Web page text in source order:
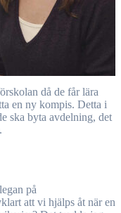
då de får lära
en ny kompis. Detta i
ska byta avdelning, det
på
att vi hjälps åt när en